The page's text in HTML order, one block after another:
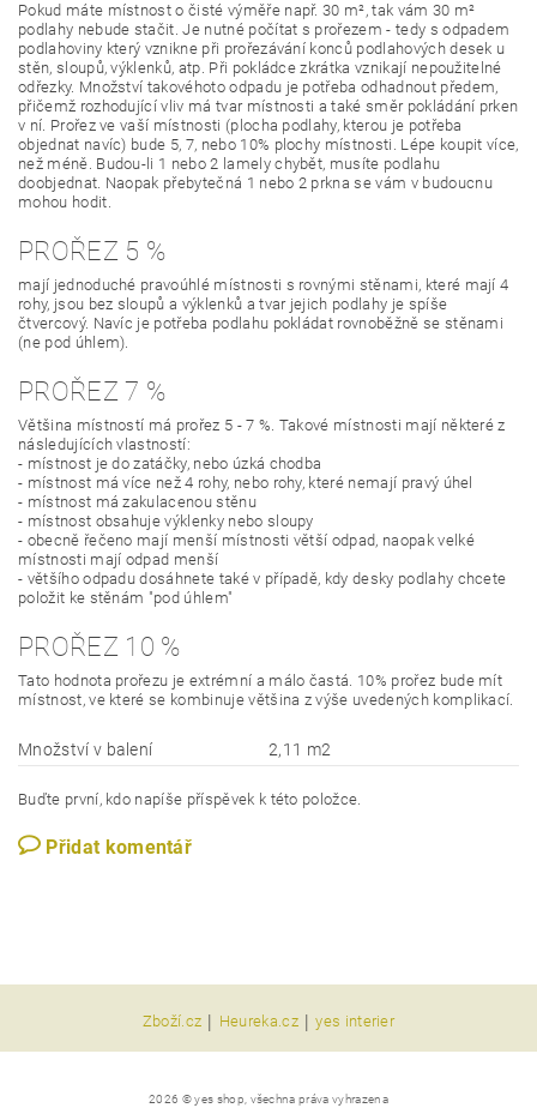
Pokud máte místnost o čisté výměře např. 30 m², tak vám 30 m²
podlahy nebude stačit. Je nutné počítat s prořezem - tedy s odpadem
podlahoviny který vznikne při prořezávání konců podlahových desek u
stěn, sloupů, výklenků, atp. Při pokládce zkrátka vznikají nepoužitelné
odřezky. Množství takovéhoto odpadu je potřeba odhadnout předem,
přičemž rozhodující vliv má tvar místnosti a také směr pokládání prken
v ní. Prořez ve vaší místnosti (plocha podlahy, kterou je potřeba
objednat navíc) bude 5, 7, nebo 10% plochy místnosti. Lépe koupit více,
než méně. Budou-li 1 nebo 2 lamely chybět, musíte podlahu
doobjednat. Naopak přebytečná 1 nebo 2 prkna se vám v budoucnu
mohou hodit.
PROŘEZ 5 %
mají jednoduché pravoúhlé místnosti s rovnými stěnami, které mají 4
rohy, jsou bez sloupů a výklenků a tvar jejich podlahy je spíše
čtvercový. Navíc je potřeba podlahu pokládat rovnoběžně se stěnami
(ne pod úhlem).
PROŘEZ 7 %
Většina místností má prořez 5 - 7 %. Takové místnosti mají některé z
následujících vlastností:
- místnost je do zatáčky, nebo úzká chodba
- místnost má více než 4 rohy, nebo rohy, které nemají pravý úhel
- místnost má zakulacenou stěnu
- místnost obsahuje výklenky nebo sloupy
- obecně řečeno mají menší místnosti větší odpad, naopak velké
místnosti mají odpad menší
- většího odpadu dosáhnete také v případě, kdy desky podlahy chcete
položit ke stěnám "pod úhlem"
PROŘEZ 10 %
Tato hodnota prořezu je extrémní a málo častá. 10% prořez bude mít
místnost, ve které se kombinuje většina z výše uvedených komplikací.
Množství v balení 2,11 m2
Buďte první, kdo napíše příspěvek k této položce.
Přidat komentář
Zboží.cz | Heureka.cz | yes interier
2026 © yes shop, všechna práva vyhrazena